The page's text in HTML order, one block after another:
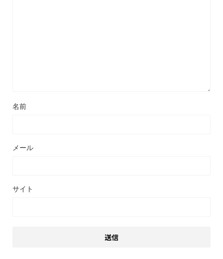
名前
メール
サイト